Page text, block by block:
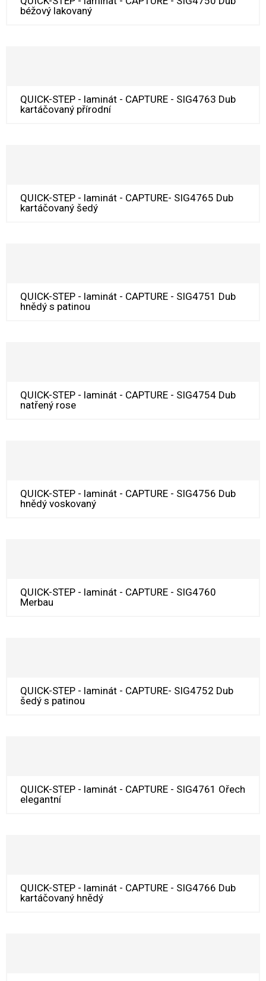
béžový lakovaný
QUICK-STEP - laminát - CAPTURE - SIG4763 Dub
kartáčovaný přírodní
QUICK-STEP - laminát - CAPTURE- SIG4765 Dub
kartáčovaný šedý
QUICK-STEP - laminát - CAPTURE - SIG4751 Dub
hnědý s patinou
QUICK-STEP - laminát - CAPTURE - SIG4754 Dub
natřený rose
QUICK-STEP - laminát - CAPTURE - SIG4756 Dub
hnědý voskovaný
QUICK-STEP - laminát - CAPTURE - SIG4760
Merbau
QUICK-STEP - laminát - CAPTURE- SIG4752 Dub
šedý s patinou
QUICK-STEP - laminát - CAPTURE - SIG4761 Ořech
elegantní
QUICK-STEP - laminát - CAPTURE - SIG4766 Dub
kartáčovaný hnědý